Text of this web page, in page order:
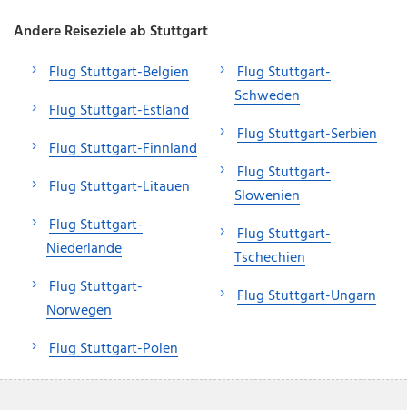
Andere Reiseziele ab Stuttgart
Flug Stuttgart-Belgien
Flug Stuttgart-Estland
Flug Stuttgart-Finnland
Flug Stuttgart-Litauen
Flug Stuttgart-
Niederlande
Flug Stuttgart-
Norwegen
Flug Stuttgart-Polen
Flug Stuttgart-
Schweden
Flug Stuttgart-Serbien
Flug Stuttgart-
Slowenien
Flug Stuttgart-
Tschechien
Flug Stuttgart-Ungarn